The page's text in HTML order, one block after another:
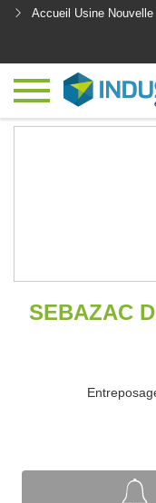
Accueil Usine Nouvelle
SEBAZAC